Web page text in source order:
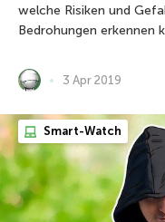
welche Risiken und
Bedrohungen erkennen
3 Apr 2019
Smart-Watch